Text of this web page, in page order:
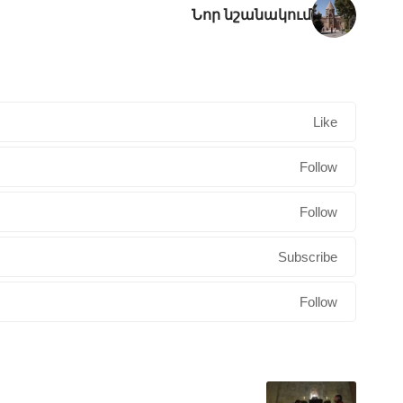
Նոր նշանակում
Like
Follow
Follow
Subscribe
Follow